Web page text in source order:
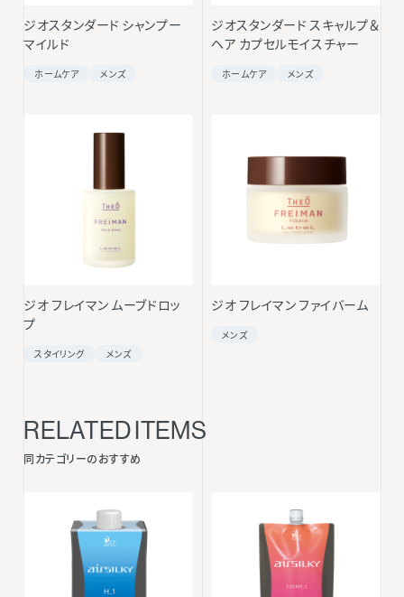
ジオスタンダード シャンプー
マイルド
ホームケア メンズ
ジオスタンダード スキャルプ＆
ヘア カプセルモイスチャー
ホームケア メンズ
ジオ フレイマン ムーブドロッ
プ
スタイリング メンズ
ジオ フレイマン ファイバーム
メンズ
RELATED ITEMS
同カテゴリーのおすすめ